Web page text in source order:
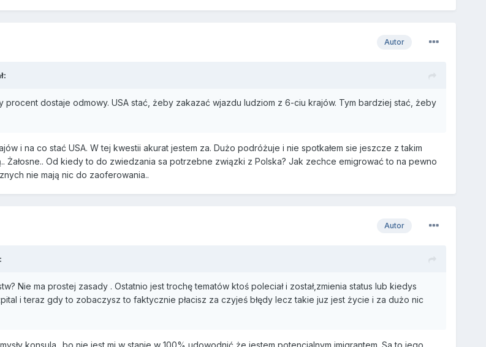
Autor
procent dostaje odmowy. USA stać, żeby zakazać wjazdu ludziom z 6-ciu krajów. Tym bardziej stać, żeby
i na co stać USA. W tej kwestii akurat jestem za. Dużo podróżuje i nie spotkałem sie jeszcze z takim
Żałosne.. Od kiedy to do zwiedzania sa potrzebne związki z Polska? Jak zechce emigrować to na pewno
nie mają nic do zaoferowania..
Autor
Nie ma prostej zasady . Ostatnio jest trochę tematów ktoś poleciał i został,zmienia status lub kiedys
i teraz gdy to zobaczysz to faktycznie płacisz za czyjeś błędy lecz takie juz jest życie i za dużo nic